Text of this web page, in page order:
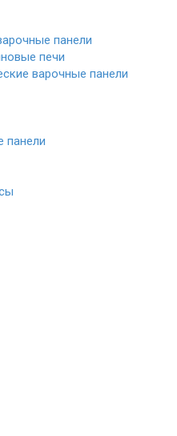
панели
печи
варочные панели
панели